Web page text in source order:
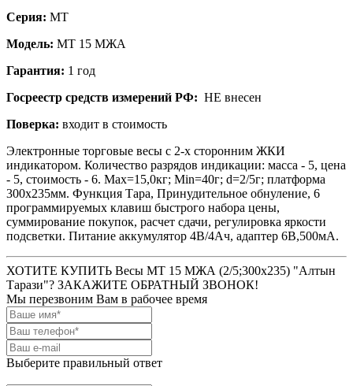
Серия: МТ
Модель: МТ 15 МЖА
Гарантия: 1 год
Госреестр средств измерений РФ: НЕ внесен
Поверка: входит в стоимость
Электронные торговые весы с 2-х сторонним ЖКИ
индикатором. Количество разрядов индикации: масса - 5, цена
- 5, стоимость - 6. Max=15,0кг; Min=40г; d=2/5г; платформа
300х235мм. Функция Тара, Принудительное обнуление, 6
программируемых клавиш быстрого набора цены,
суммирование покупок, расчет сдачи, регулировка яркости
подсветки. Питание аккумулятор 4В/4Ач, адаптер 6В,500мА.
ХОТИТЕ КУПИТЬ Весы МТ 15 МЖА (2/5;300x235) "Алтын
Тарази"? ЗАКАЖИТЕ ОБРАТНЫЙ ЗВОНОК!
Мы перезвоним Вам в рабочее время
Выберите правильный ответ